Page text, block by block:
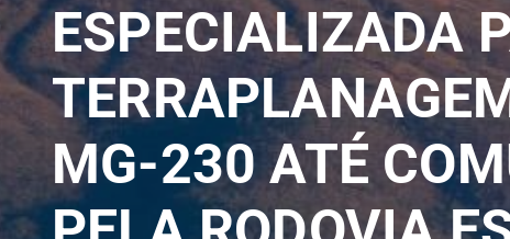
ESPECIALIZADA
MG-230 ATÉ